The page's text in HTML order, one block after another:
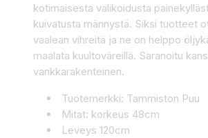
kotimaisesta valikoidusta
kuivatusta männystä. Siksi tuotteet
vaalean vihreitä ja ne on helppo
maalata kuultoväreillä. Saranoitu
vankkarakenteinen.
Tuotemerkki: Tammiston Puu
Mitat: korkeus 48cm
Leveys 120cm